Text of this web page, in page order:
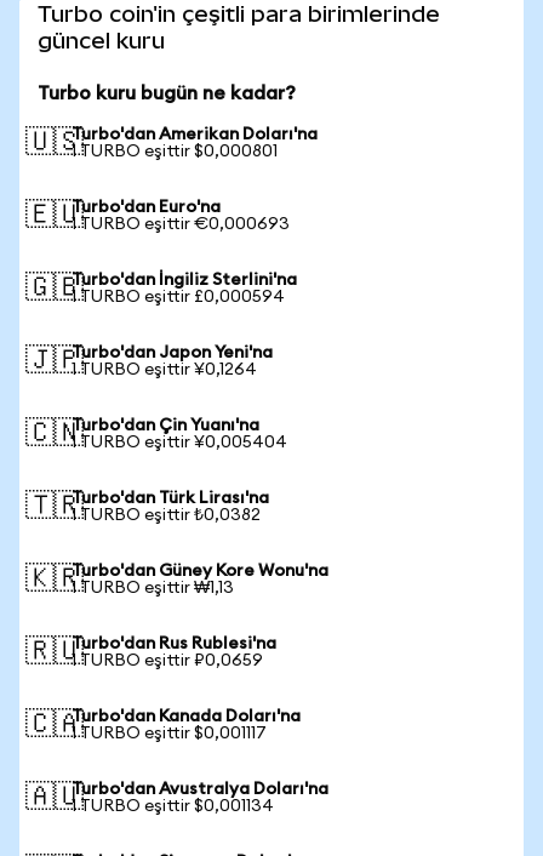
Turbo coin'in çeşitli para birimlerinde
güncel kuru
Turbo kuru bugün ne kadar?
🇺🇸Turbo'dan Amerikan Doları'na
1 TURBO eşittir $0,000801
🇪🇺Turbo'dan Euro'na
1 TURBO eşittir €0,000693
🇬🇧Turbo'dan İngiliz Sterlini'na
1 TURBO eşittir £0,000594
🇯🇵Turbo'dan Japon Yeni'na
1 TURBO eşittir ¥0,1264
🇨🇳Turbo'dan Çin Yuanı'na
1 TURBO eşittir ¥0,005404
🇹🇷Turbo'dan Türk Lirası'na
1 TURBO eşittir ₺0,0382
🇰🇷Turbo'dan Güney Kore Wonu'na
1 TURBO eşittir ₩1,13
🇷🇺Turbo'dan Rus Rublesi'na
1 TURBO eşittir ₽0,0659
🇨🇦Turbo'dan Kanada Doları'na
1 TURBO eşittir $0,001117
🇦🇺Turbo'dan Avustralya Doları'na
1 TURBO eşittir $0,001134